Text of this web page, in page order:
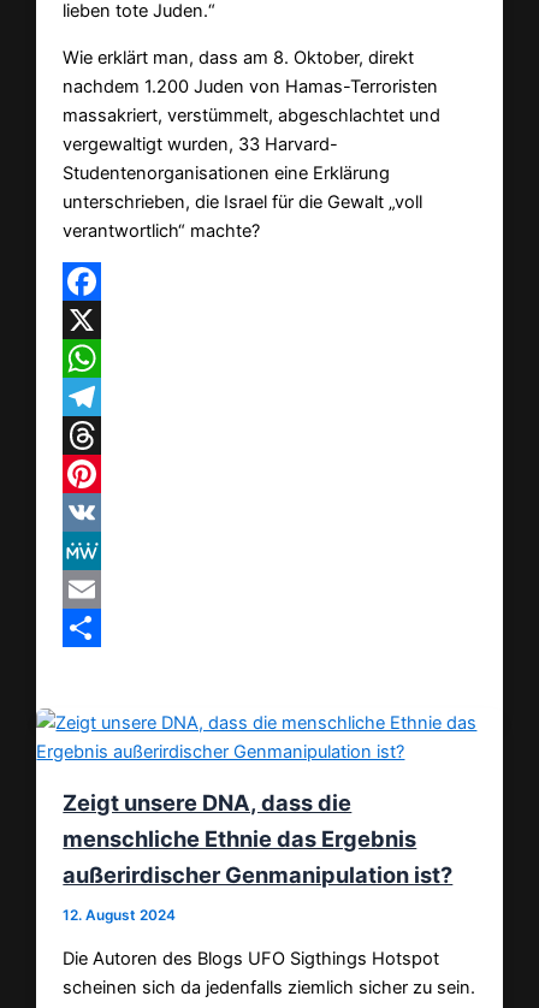
lieben tote Juden.“
Wie erklärt man, dass am 8. Oktober, direkt
nachdem 1.200 Juden von Hamas-Terroristen
massakriert, verstümmelt, abgeschlachtet und
vergewaltigt wurden, 33 Harvard-
Studentenorganisationen eine Erklärung
unterschrieben, die Israel für die Gewalt „voll
verantwortlich“ machte?
Facebook
X
WhatsApp
Telegram
Threads
Pinterest
VK
MeWe
Email
Zeigt unsere DNA, dass die
menschliche Ethnie das Ergebnis
außerirdischer Genmanipulation ist?
12. August 2024
Die Autoren des Blogs UFO Sigthings Hotspot
scheinen sich da jedenfalls ziemlich sicher zu sein.